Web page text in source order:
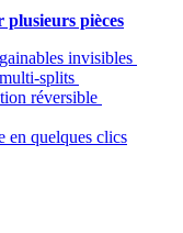
pièces
invisibles
splits
réversible
en quelques clics